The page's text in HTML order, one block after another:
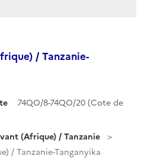
/ Tanzanie-
74QO/8-74QO/20 (Cote de
(Afrique) / Tanzanie
/ Tanzanie-Tanganyika